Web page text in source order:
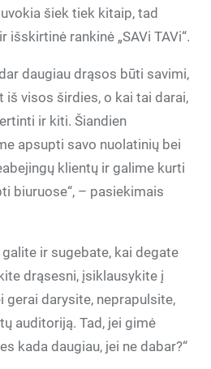
šiek tiek kitaip, tad
išskirtinė rankinė „SAVi TAVi“.
daugiau drąsos būti savimi,
iš visos širdies, o kai tai darai,
ir kiti. Šiandien
apsupti savo nuolatinių bei
klientų ir galime kurti
biuruose“, – pasiekimais
ir sugebate, kai degate
drąsesni, įsiklausykite į
gerai darysite, neprapulsite,
auditoriją. Tad, jei gimė
kada daugiau, jei ne dabar?“